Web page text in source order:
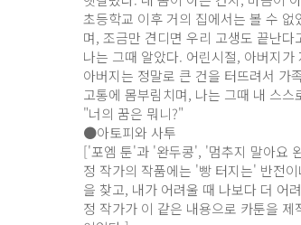
초등학교 이후 거의 집에서는 볼 수
며, 조금만 견디면 우리 고생도 끝난
나는 그때 알았다. 어린시절, 아버지
아버지는 정말로 큰 건을 터뜨려서 가
고통에 몸부림치며, 나는 그때 내 스스
"너의 꿈은 뭐니?"
●아토피와 사투
['포엠 툰'과 '완두콩', '멈추지 말아요
정 작가의 작품에는 '빵 터지는' 반전
을 찾고, 내가 어려울 때 나보다 더 어
정 작가가 이 같은 내용으로 카툰을